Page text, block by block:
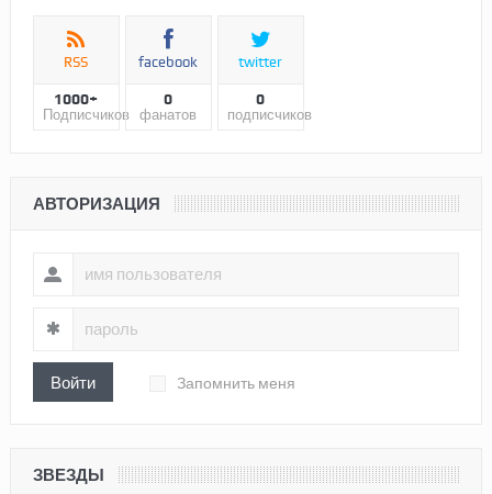
RSS
1000+
Подписчиков
facebook
0
фанатов
twitter
0
подписчиков
АВТОРИЗАЦИЯ
Войти Запомнить меня
ЗВЕЗДЫ